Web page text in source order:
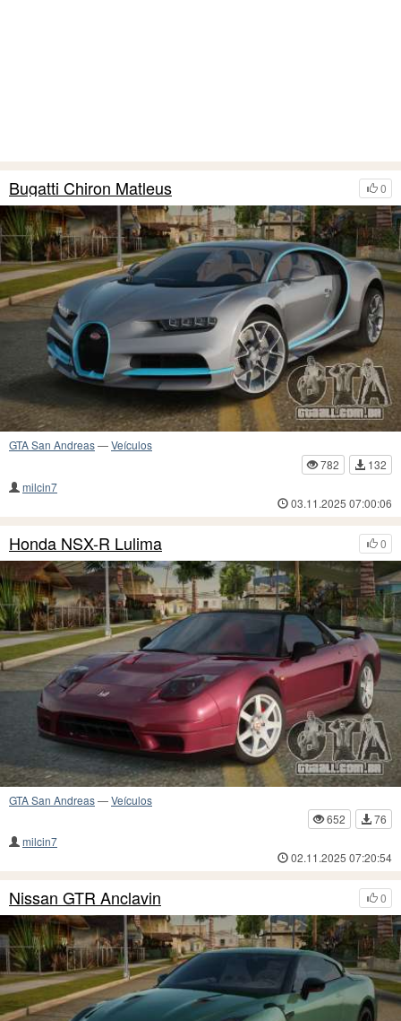
0
Bugatti Chiron Matleus
GTA San Andreas—Veículos
782
132
milcin7
03.11.2025 07:00:06
0
Honda NSX-R Lulima
GTA San Andreas—Veículos
652
76
milcin7
02.11.2025 07:20:54
0
Nissan GTR Anclavin